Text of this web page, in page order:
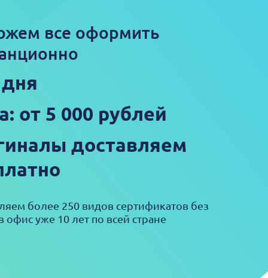
все оформить
от 5 000 рублей
доставляем
более 250 видов сертификатов без
офис уже 10 лет по всей стране